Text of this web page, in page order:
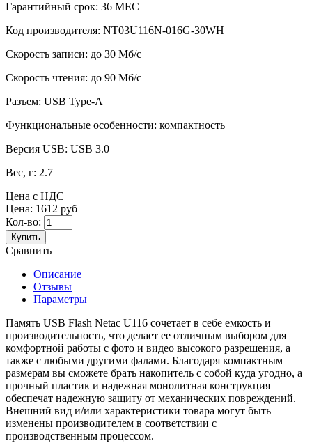
Гарантийный срок: 36 МЕС
Код производителя: NT03U116N-016G-30WH
Скорость записи: до 30 Мб/с
Скорость чтения: до 90 Мб/с
Разъем: USB Type-A
Функциональные особенности: компактность
Версия USB: USB 3.0
Вес, г: 2.7
Цена с НДС
Цена: 1612 руб
Кол-во:
Купить
Сравнить
Описание
Отзывы
Параметры
Память USB Flash Netac U116 сочетает в себе емкость и
производительность, что делает ее отличным выбором для
комфортной работы с фото и видео высокого разрешения, а
также с любыми другими фалами. Благодаря компактным
размерам вы сможете брать накопитель с собой куда угодно, а
прочный пластик и надежная монолитная конструкция
обеспечат надежную защиту от механических повреждений.
Внешний вид и/или характеристики товара могут быть
изменены производителем в соответствии с
производственным процессом.